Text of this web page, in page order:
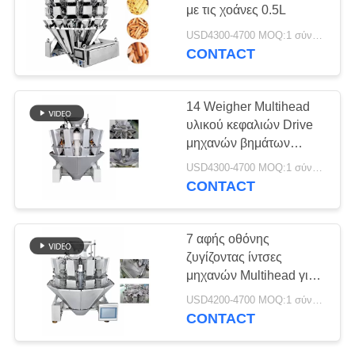
Weigher
συνδυασμού
Γραμμική Weigher
μηχανή
38
με τις χοάνες 0.5L
USD4300-4700 MOQ:1 σύνολο
CONTACT
14 Weigher Multihead
υλικού κεφαλιών Drive
μηχανών βημάτων
μηχανών συσκευασίας
USD4300-4700 MOQ:1 σύνολο
CONTACT
7 αφής οθόνης
ζυγίζοντας ίντσες
μηχανών Multihead για
τα παγωμένα τρόφιμα
USD4200-4700 MOQ:1 σύνολο
CONTACT